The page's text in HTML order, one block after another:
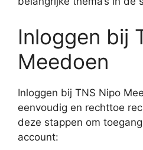
Inloggen bij
Meedoen
Inloggen bij TNS Nipo
eenvoudig en rechttoe
deze stappen om
account: